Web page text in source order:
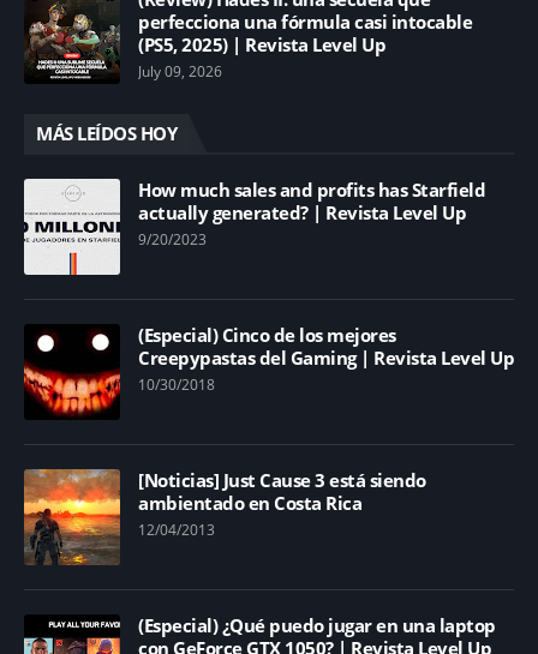
perfecciona una fórmula casi intocable
(PS5, 2025) | Revista Level Up
July 09, 2026
MÁS LEÍDOS HOY
How much sales and profits has Starfield
actually generated? | Revista Level Up
9/20/2023
(Especial) Cinco de los mejores
Creepypastas del Gaming | Revista Level Up
10/30/2018
[Noticias] Just Cause 3 está siendo
ambientado en Costa Rica
12/04/2013
(Especial) ¿Qué puedo jugar en una laptop
con GeForce GTX 1050? | Revista Level Up